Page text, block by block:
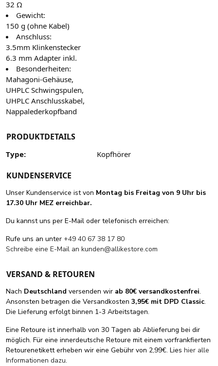
32 Ω
Gewicht:
150 g (ohne Kabel)
Anschluss:
3.5mm Klinkenstecker
6.3 mm Adapter inkl.
Besonderheiten:
Mahagoni-Gehäuse,
UHPLC Schwingspulen,
UHPLC Anschlusskabel,
Nappalederkopfband
PRODUKTDETAILS
Type: Kopfhörer
KUNDENSERVICE
Unser Kundenservice ist von Montag bis Freitag von 9 Uhr bis
17.30 Uhr MEZ erreichbar.
Du kannst uns per E-Mail oder telefonisch erreichen:
Rufe uns an unter +49 40 67 38 17 80
Schreibe eine E-Mail an kunden@allikestore.com
VERSAND & RETOUREN
Nach Deutschland versenden wir ab 80€ versandkostenfrei.
Ansonsten betragen die Versandkosten 3,95€ mit DPD Classic.
Die Lieferung erfolgt binnen 1-3 Arbeitstagen.
Eine Retoure ist innerhalb von 30 Tagen ab Ablieferung bei dir
möglich. Für eine innerdeutsche Retoure mit einem vorfrankfierten
Retourenetikett erheben wir eine Gebühr von 2,99€. Lies hier alle
Informationen dazu.